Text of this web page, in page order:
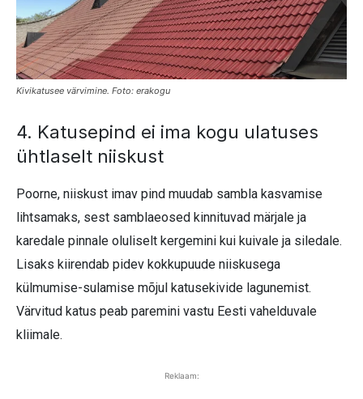
Kivikatusee värvimine. Foto: erakogu
4. Katusepind ei ima kogu ulatuses
ühtlaselt niiskust
Poorne, niiskust imav pind muudab sambla kasvamise
lihtsamaks, sest samblaeosed kinnituvad märjale ja
karedale pinnale oluliselt kergemini kui kuivale ja siledale.
Lisaks kiirendab pidev kokkupuude niiskusega
külmumise-sulamise mõjul katusekivide lagunemist.
Värvitud katus peab paremini vastu Eesti vahelduvale
kliimale.
Reklaam: